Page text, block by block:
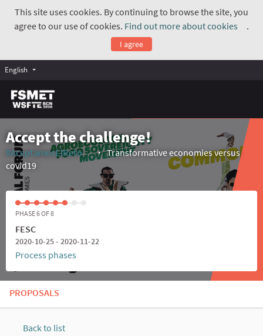
This site uses cookies. By continuing to browse the site, you
agree to our use of cookies. Find out more about cookies
.
I agree
English
Accept the challenge!
#AceptamosElReto
(External link)
Transformative economies versus
covid19
PHASE 6 OF 8
FESC
2020-10-25 - 2020-11-22
Process phases
PROPOSALS
Back to list